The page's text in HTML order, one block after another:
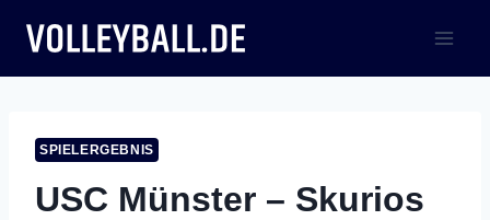
Inhalt
springen
SPIELERGEBNIS
USC Münster – Skurios